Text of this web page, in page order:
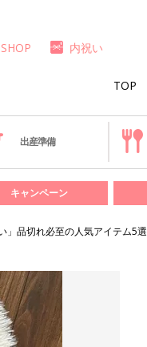
TOP
SHOP 内祝い
出産準備
キャンペーン
」品切れ必至の人気アイテム5選